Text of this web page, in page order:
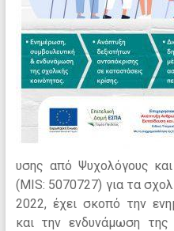
υσης από Ψυχολόγους και
(MIS: 5070727) για τα
2022, έχει σκοπό την
και την ενδυνάμωση της